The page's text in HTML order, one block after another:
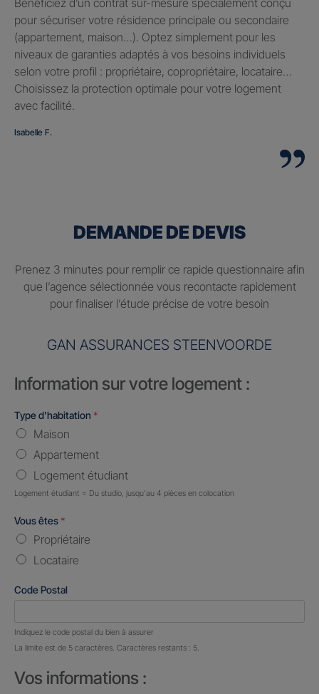
Bénéficiez d’un contrat sur-mesure spécialement conçu
pour sécuriser votre résidence principale ou secondaire
(appartement, maison…). Optez simplement pour les
niveaux de garanties adaptés à vos besoins individuels
selon votre profil : propriétaire, copropriétaire, locataire…
Choisissez la protection optimale pour votre logement
avec facilité.
Isabelle F.
DEMANDE DE DEVIS
Prenez 3 minutes pour remplir ce rapide questionnaire afin
que l’agence sélectionnée vous recontacte rapidement
pour finaliser l’étude précise de votre besoin
GAN ASSURANCES STEENVOORDE
Information sur votre logement :
Type d'habitation *
Maison
Appartement
Logement étudiant
Logement étudiant = Du studio, jusqu'au 4 pièces en colocation
Vous êtes *
Propriétaire
Locataire
Code Postal
Nombre de caractères restants :
Indiquez le code postal du bien à assurer
La limite est de 5 caractères. Caractères restants : 5.
Vos informations :